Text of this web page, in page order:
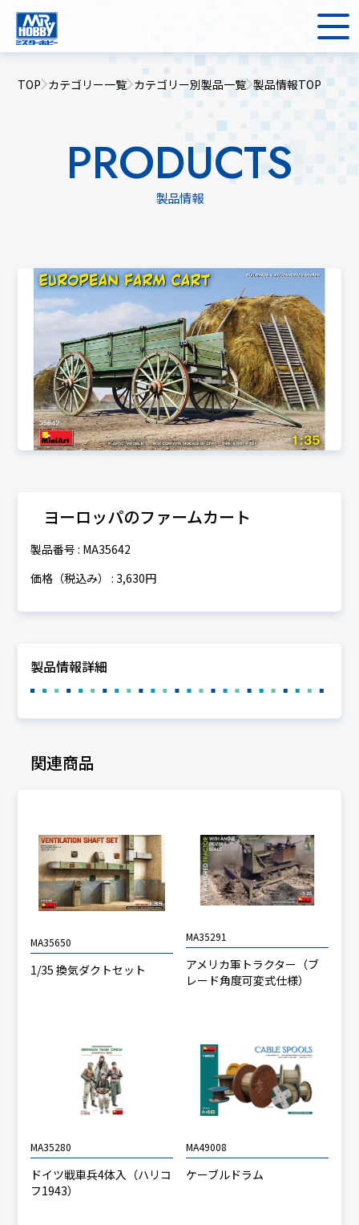
TOP カテゴリー一覧 カテゴリー別製品一覧 製品情報TOP
PRODUCTS
製品情報
ヨーロッパのファームカート
製品番号 : MA35642
価格（税込み） : 3,630円
製品情報詳細
関連商品
MA35650
1/35 換気ダクトセット
MA35291
アメリカ軍トラクター（ブ
レード角度可変式仕様）
MA35280
ドイツ戦車兵4体入（ハリコ
フ1943）
MA49008
ケーブルドラム